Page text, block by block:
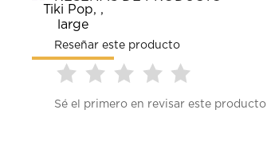
Reseñar este producto
para paraparaparapara
Sé el primero en revisar este producto